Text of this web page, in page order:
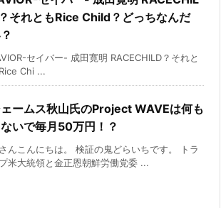
それともRice Child？どっちなんだ
セイバー- 成田寛明 RACECHILD？それと
Chi ...
ームス秋山氏のProject WAVEは何も
ないで毎月50万円！？
んこんにちは。 検証の鬼どらいちです。 トラ
米大統領と金正恩朝鮮労働党委 ...